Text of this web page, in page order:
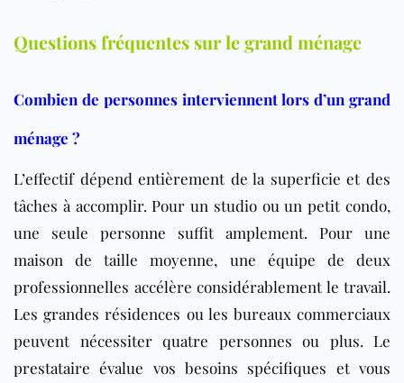
Questions fréquentes sur le grand ménage
Combien de personnes interviennent lors d’un grand
ménage ?
L’effectif dépend entièrement de la superficie et des
tâches à accomplir. Pour un studio ou un petit condo,
une seule personne suffit amplement. Pour une
maison de taille moyenne, une équipe de deux
professionnelles accélère considérablement le travail.
Les grandes résidences ou les bureaux commerciaux
peuvent nécessiter quatre personnes ou plus. Le
prestataire évalue vos besoins spécifiques et vous